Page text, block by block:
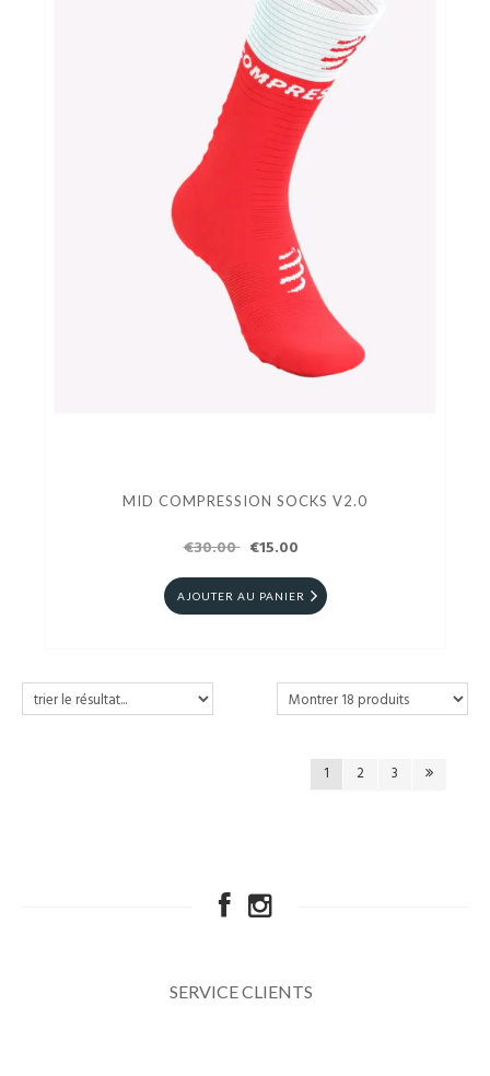
MID COMPRESSION SOCKS V2.0
€30.00 €15.00
AJOUTER AU PANIER
1 2 3
SERVICE CLIENTS